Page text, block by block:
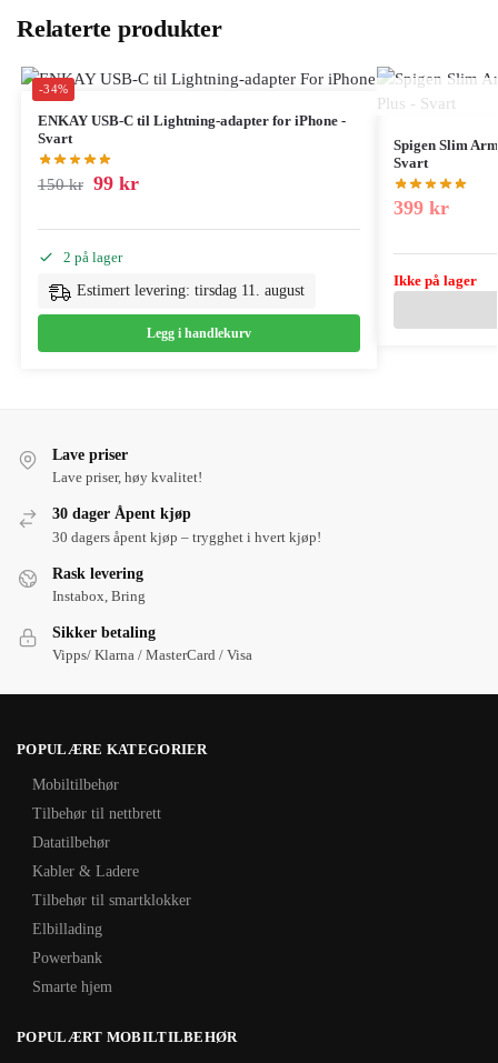
Relaterte produkter
-34%
ENKAY USB-C til Lightning-adapter for iPhone -
Svart
150kr 99 kr
2 på lager
Estimert levering: tirsdag 11. august
Legg i handlekurv
Spigen Slim
Svart
399 kr
Ikke på lager
Lave priser
Lave priser, høy kvalitet!
30 dager Åpent kjøp
30 dagers åpent kjøp – trygghet i hvert kjøp!
Rask levering
Instabox, Bring
Sikker betaling
Vipps/ Klarna / MasterCard / Visa
POPULÆRE KATEGORIER
Mobiltilbehør
Tilbehør til nettbrett
Datatilbehør
Kabler & Ladere
Tilbehør til smartklokker
Elbillading
Powerbank
Smarte hjem
POPULÆRT MOBILTILBEHØR